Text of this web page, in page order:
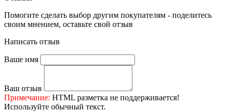
Помогите сделать выбор другим покупателям - поделитесь
своим мнением, оставьте свой отзыв
Написать отзыв
Ваше имя
Ваш отзыв
Примечание: HTML разметка не поддерживается!
Используйте обычный текст.